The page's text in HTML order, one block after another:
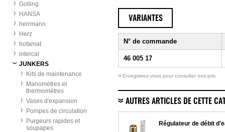
Golling
HANSA
herrmann
Herz
hofamat
intercal
JUNKERS
Kits de maintenance
Manomètres et
thermomètres
Vases d'expansion
Pompes de circulation
Purgeurs rapides et
soupapes
VARIANTES
N° de commande
46 005 17
» Enregistrez-vous pour consulter nos prix.
AUTRES ARTICLES DE CETTE
Régulateur de débit